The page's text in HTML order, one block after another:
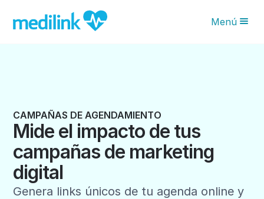
¿Por qué Medilink?
Blog
Menú
CAMPAÑAS DE AGENDAMIENTO
Mide el impacto de tus
campañas de marketing
digital
Genera links únicos de tu agenda online y